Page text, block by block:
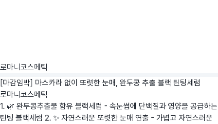
로마니코스메틱
[마감임박] 마스카라 없이 또렷한 눈매, 완두콩 추출 블랙 틴팅세럼
로마니코스메틱
1. 🌿 완두콩추출물 함유 블랙세럼 - 속눈썹에 단백질과 영양을 공급하는
틴팅 블랙세럼 2. ✨ 자연스러운 또렷한 눈매 연출 - 가볍고 자연스러운